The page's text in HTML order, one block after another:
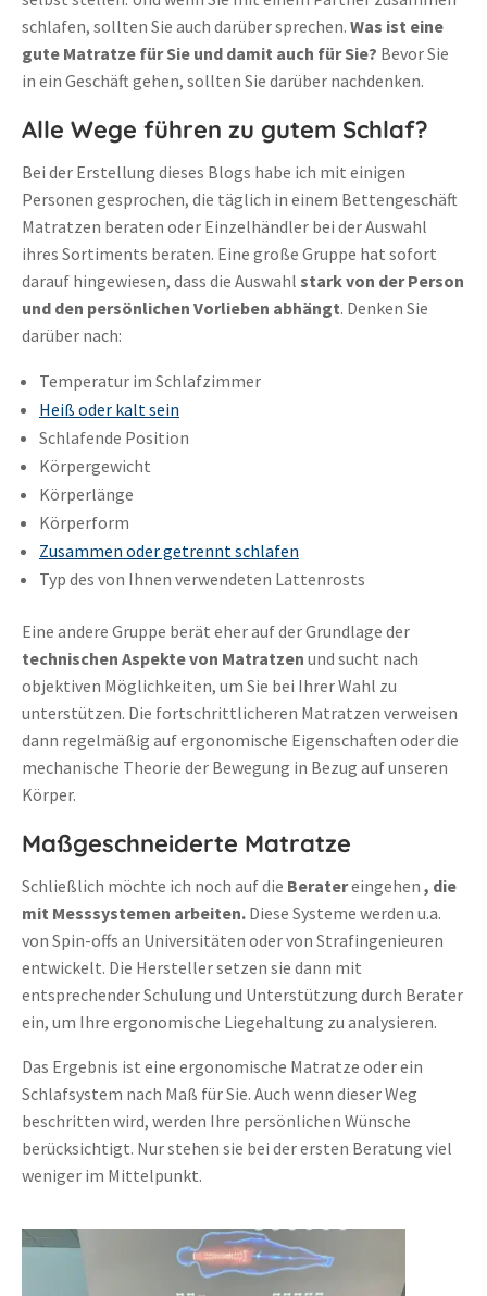
schlafen, sollten Sie auch darüber sprechen. Was ist eine
gute Matratze für Sie und damit auch für Sie? Bevor Sie
in ein Geschäft gehen, sollten Sie darüber nachdenken.
Alle Wege führen zu gutem Schlaf?
Bei der Erstellung dieses Blogs habe ich mit einigen
Personen gesprochen, die täglich in einem Bettengeschäft
Matratzen beraten oder Einzelhändler bei der Auswahl
ihres Sortiments beraten. Eine große Gruppe hat sofort
darauf hingewiesen, dass die Auswahl stark von der Person
und den persönlichen Vorlieben abhängt. Denken Sie
darüber nach:
Temperatur im Schlafzimmer
Heiß oder kalt sein
Schlafende Position
Körpergewicht
Körperlänge
Körperform
Zusammen oder getrennt schlafen
Typ des von Ihnen verwendeten Lattenrosts
Eine andere Gruppe berät eher auf der Grundlage der
technischen Aspekte von Matratzen und sucht nach
objektiven Möglichkeiten, um Sie bei Ihrer Wahl zu
unterstützen. Die fortschrittlicheren Matratzen verweisen
dann regelmäßig auf ergonomische Eigenschaften oder die
mechanische Theorie der Bewegung in Bezug auf unseren
Körper.
Maßgeschneiderte Matratze
Schließlich möchte ich noch auf die Beratereingehen , die
mit Messsystemen arbeiten. Diese Systeme werden u.a.
von Spin-offs an Universitäten oder von Strafingenieuren
entwickelt. Die Hersteller setzen sie dann mit
entsprechender Schulung und Unterstützung durch Berater
ein, um Ihre ergonomische Liegehaltung zu analysieren.
Das Ergebnis ist eine ergonomische Matratze oder ein
Schlafsystem nach Maß für Sie. Auch wenn dieser Weg
beschritten wird, werden Ihre persönlichen Wünsche
berücksichtigt. Nur stehen sie bei der ersten Beratung viel
weniger im Mittelpunkt.